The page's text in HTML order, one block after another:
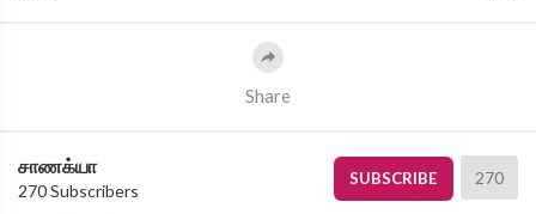
Share
சாணக்யா
270 Subscribers
SUBSCRIBE 270